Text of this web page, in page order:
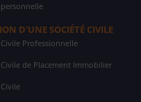
D'UNE SOCIÉTÉ CIVILE
Professionnelle
de Placement Immobilier